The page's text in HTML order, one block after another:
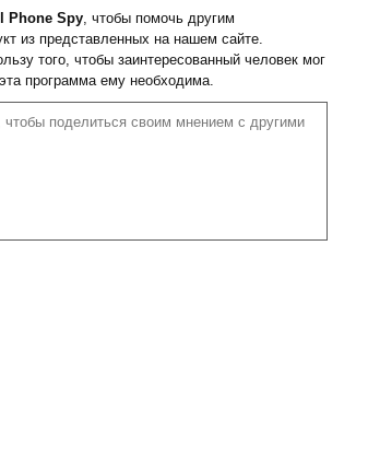
Phone Spy, чтобы помочь другим
из представленных на нашем сайте.
того, чтобы заинтересованный человек мог
программа ему необходима.